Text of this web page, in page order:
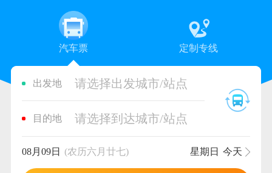
汽车票 定制专线
出发地 请选择出发城市/站点
目的地 请选择到达城市/站点
08月09日 (农历六月廿七) 星期日 今天